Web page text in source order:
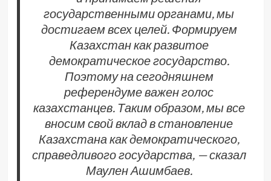
государственными органами, мы
достигаем всех целей. Формируем
Казахстан как развитое
демократическое государство.
Поэтому на сегодняшнем
референдуме важен голос
казахстанцев. Таким образом, мы все
вносим свой вклад в становление
Казахстана как демократического,
справедливого государства, — сказал
Маулен Ашимбаев.